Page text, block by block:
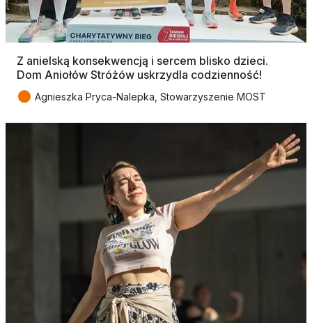
Z anielską konsekwencją i sercem blisko dzieci.
Dom Aniołów Stróżów uskrzydla codzienność!
● Agnieszka Pryca-Nalepka, Stowarzyszenie MOST